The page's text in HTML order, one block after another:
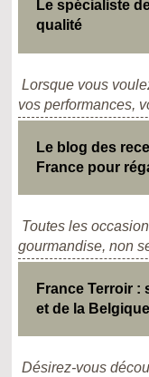
Le spécialiste
qualité
Lorsque vous
vos performances,
Le blog des
France pour
Toutes les
gourmandise, non
France Terroir :
et de la Belgique
Désirez-vous